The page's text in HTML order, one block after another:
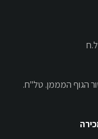
אמצעי תקשורת
הגוף המממן. טל"ח.